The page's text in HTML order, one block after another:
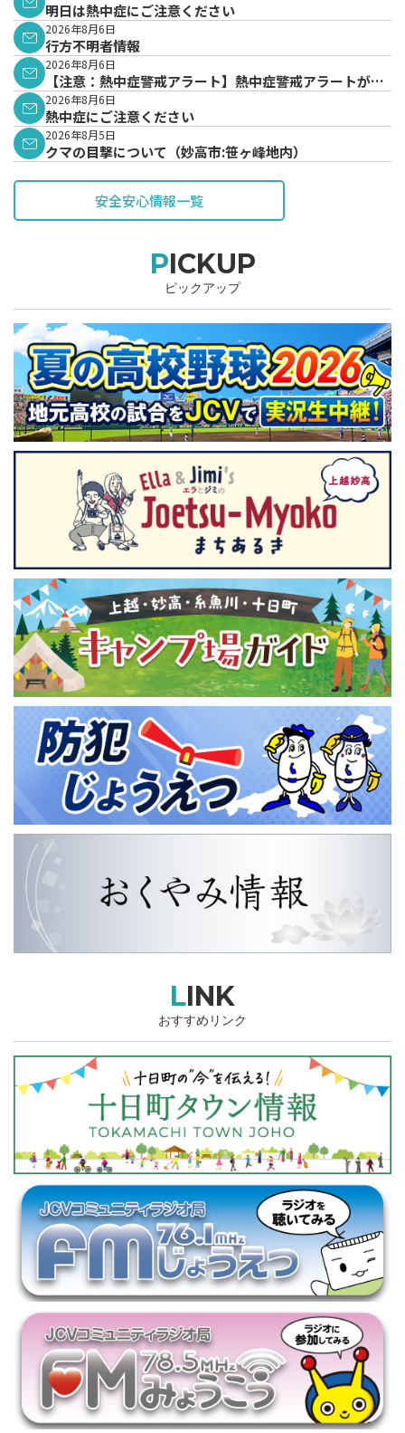
明日は熱中症にご注意ください
2026年8月6日
行方不明者情報
2026年8月6日
【注意：熱中症警戒アラート】熱中症警戒アラートが発
表されています。
2026年8月6日
熱中症にご注意ください
2026年8月5日
クマの目撃について（妙高市:笹ヶ峰地内）
安全安心情報一覧
PICKUP
ピックアップ
LINK
おすすめリンク